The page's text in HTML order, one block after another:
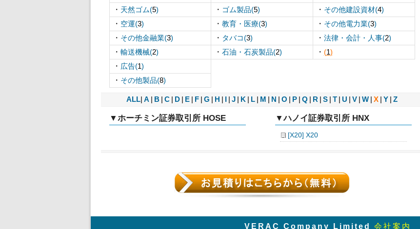
・ 天然ゴム(5) ・ ゴム製品(5) ・ その他建設資材(4)
・ 空運(3) ・ 教育・医療(3) ・ その他電力業(3)
・ その他金融業(3) ・ タバコ(3) ・ 法律・会計・人事(2)
・ 輸送機械(2) ・ 石油・石炭製品(2) ・ (1)
・ 広告(1)
・ その他製品(8)
ALL A B C D E F G H J K L M N O P Q R S T U V W X Y Z
▼ホーチミン証券取引所 HOSE ▼ハノイ証券取引所 HNX
[X20] X20
VERAC Company Limited 会社案内